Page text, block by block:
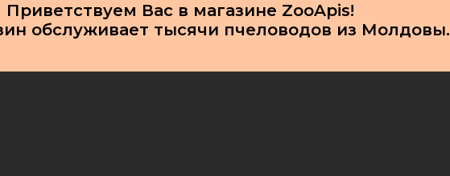
Приветствуем Вас в магазине ZooApis!
обслуживает тысячи пчеловодов из Молдовы.